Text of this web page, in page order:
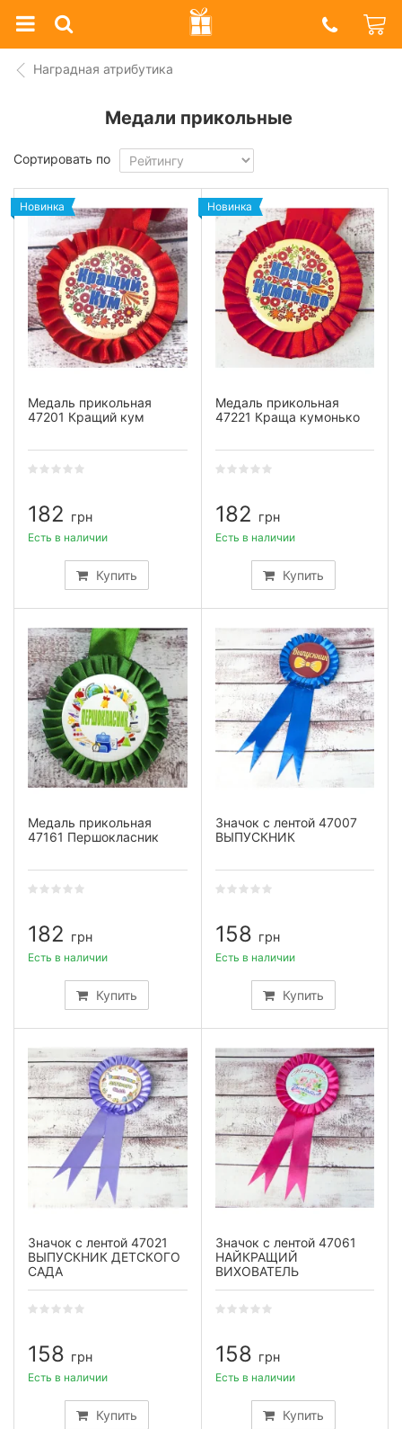
Prazdnik
Shop
Наградная атрибутика
Медали прикольные
Сортировать по
Новинка
Медаль прикольная
47201 Кращий кум
182 грн
Купить
Есть в наличии
Новинка
Медаль прикольная
47221 Краща кумонько
182 грн
Купить
Есть в наличии
Медаль прикольная
47161 Першокласник
182 грн
Купить
Есть в наличии
Значок с лентой 47007
ВЫПУСКНИК
158 грн
Купить
Есть в наличии
Значок с лентой 47021
ВЫПУСКНИК ДЕТСКОГО
САДА
158 грн
Купить
Есть в наличии
Значок с лентой 47061
НАЙКРАЩИЙ
ВИХОВАТЕЛЬ
158 грн
Купить
Есть в наличии